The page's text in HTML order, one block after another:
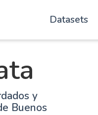
Datasets
y
Buenos